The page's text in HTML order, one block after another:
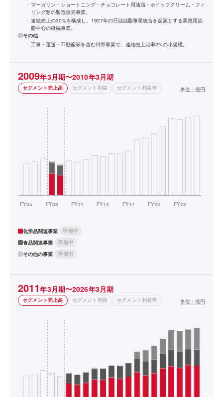
マーガリン・ショートニング・チョコレート用油脂・ホイップクリーム・フィ
リング類の製造販売事業。
連結売上の30%を構成し、1927年の日油油脂事業統合を起源とする業務用油
脂中心の継続事業。
その他
工事・運送・不動産等を含む付帯事業で、連結売上比率2%の小規模。
2009年3月期〜2010年3月期
セグメント売上高 セグメント利益 セグメント利益率 単位： 億円
化学品関連事業
準備中
食品関連事業
準備中
その他の事業
準備中
2011年3月期〜2026年3月期
セグメント売上高 セグメント利益 セグメント利益率 単位： 億円